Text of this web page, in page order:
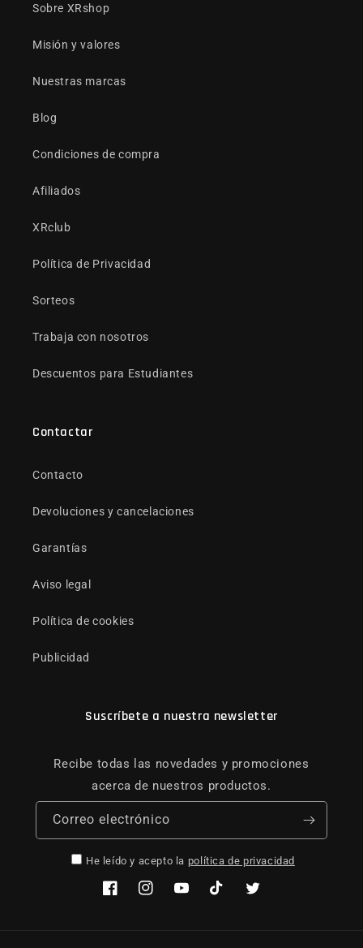
Sobre XRshop
Misión y valores
Nuestras marcas
Blog
Condiciones de compra
Afiliados
XRclub
Política de Privacidad
Sorteos
Trabaja con nosotros
Descuentos para Estudiantes
Contactar
Contacto
Devoluciones y cancelaciones
Garantías
Aviso legal
Política de cookies
Publicidad
Suscríbete a nuestra newsletter
Recibe todas las novedades y promociones
acerca de nuestros productos.
Correo electrónico
He leído y acepto la política de privacidad
FacebookInstagramYouTubeTikTok Twitter